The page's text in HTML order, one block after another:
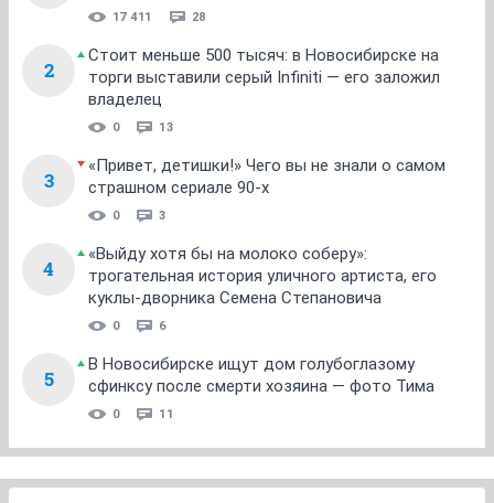
17 411 28
2
Стоит меньше 500 тысяч: в Новосибирске на
торги выставили серый Infiniti — его заложил
владелец
0 13
3
«Привет, детишки!» Чего вы не знали о самом
страшном сериале 90-х
0 3
4
«Выйду хотя бы на молоко соберу»:
трогательная история уличного артиста, его
куклы-дворника Семена Степановича
0 6
5
В Новосибирске ищут дом голубоглазому
сфинксу после смерти хозяина — фото Тима
0 11